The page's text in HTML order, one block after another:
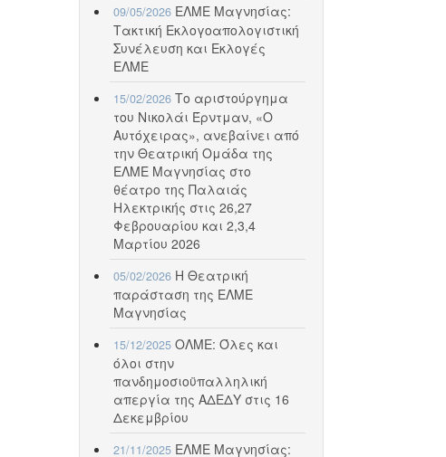
09/05/2026 ΕΛΜΕ Μαγνησίας:
Τακτική Εκλογοαπολογιστική
Συνέλευση και Εκλογές
ΕΛΜΕ
15/02/2026 Το αριστούργημα
του Νικολάι Έρντμαν, «Ο
Αυτόχειρας», ανεβαίνει από
την Θεατρική Ομάδα της
ΕΛΜΕ Μαγνησίας στο
θέατρο της Παλαιάς
Ηλεκτρικής στις 26,27
Φεβρουαρίου και 2,3,4
Μαρτίου 2026
05/02/2026 Η Θεατρική
παράσταση της ΕΛΜΕ
Μαγνησίας
15/12/2025 ΟΛΜΕ: Όλες και
όλοι στην
πανδημοσιοϋπαλληλική
απεργία της ΑΔΕΔΥ στις 16
Δεκεμβρίου
21/11/2025 ΕΛΜΕ Μαγνησίας: